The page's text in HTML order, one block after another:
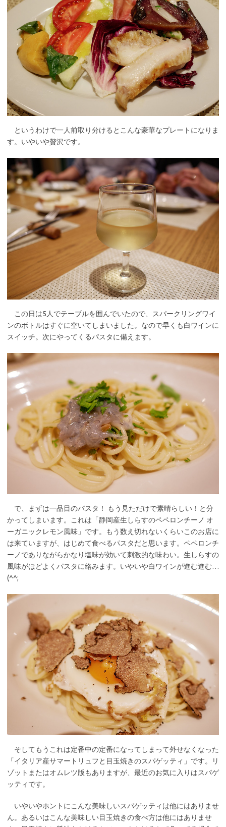
というわけで一人前取り分けるとこんな豪華なプレートになりま
す。いやいや贅沢です。
この日は5人でテーブルを囲んでいたので、スパークリングワイ
ンのボトルはすぐに空いてしまいました。なので早くも白ワインに
スイッチ。次にやってくるパスタに備えます。
で、まずは一品目のパスタ！ もう見ただけで素晴らしい！と分
かってしまいます。これは「静岡産生しらすのペペロンチーノ オ
ーガニックレモン風味」です。もう数え切れないくらいこのお店に
は来ていますが、はじめて食べるパスタだと思います。ペペロンチ
ーノでありながらかなり塩味が効いて刺激的な味わい。生しらすの
風味がほどよくパスタに絡みます。いやいや白ワインが進む進む…
(^^;
そしてもうこれは定番中の定番になってしまって外せなくなった
「イタリア産サマートリュフと目玉焼きのスパゲッティ」です。リ
ゾットまたはオムレツ版もありますが、最近のお気に入りはスパゲ
ッティです。
いやいやホントにこんな美味しいスパゲッティは他にはありませ
ん。あるいはこんな美味しい目玉焼きの食べ方は他にはありませ